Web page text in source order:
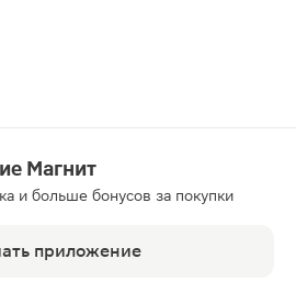
Магнит
и больше бонусов за покупки
приложение